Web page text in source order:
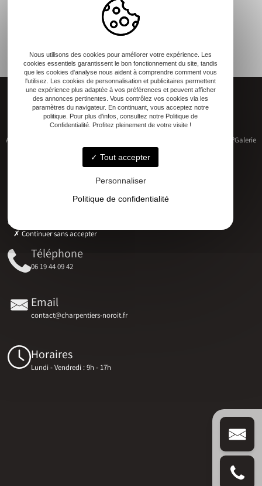
Accueil Qui sommes-nous ?Galerie
Contact
Téléphone
06 19 44 09 42
Email
contact@charpentiers-noroit.fr
Horaires
Lundi - Vendredi : 9h - 17h
Nous utilisons des cookies pour améliorer votre expérience. Les
cookies essentiels garantissent le bon fonctionnement du site, tandis
que les cookies d'analyse nous aident à comprendre comment vous
l'utilisez. Les cookies de personnalisation et publicitaires permettent
une expérience plus adaptée à vos préférences et peuvent afficher
des annonces pertinentes. Vous contrôlez vos cookies via les
paramètres du navigateur. En continuant, vous acceptez notre
politique. Pour plus d'infos, consultez notre Politique de
Confidentialité. Profitez pleinement de votre visite !
Tout accepter
Personnaliser
Politique de confidentialité
Continuer sans accepter